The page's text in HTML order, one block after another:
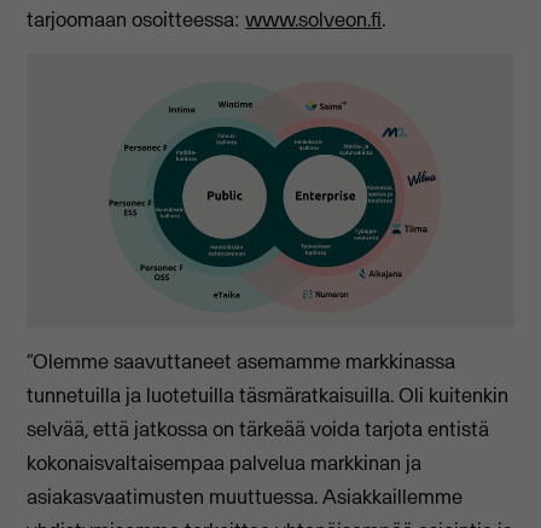
tarjoomaan osoitteessa:www.solveon.fi.
“Olemme saavuttaneet asemamme markkinassa
tunnetuilla ja luotetuilla täsmäratkaisuilla. Oli kuitenkin
selvää, että jatkossa on tärkeää voida tarjota entistä
kokonaisvaltaisempaa palvelua markkinan ja
asiakasvaatimusten muuttuessa. Asiakkaillemme